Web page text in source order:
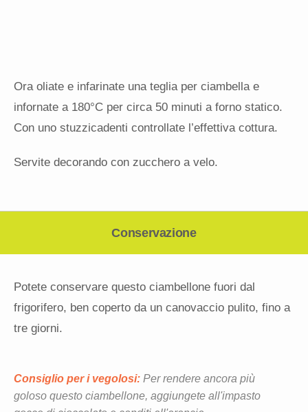
Ora oliate e infarinate una teglia per ciambella e
infornate a 180°C per circa 50 minuti a forno statico.
Con uno stuzzicadenti controllate l’effettiva cottura.
Servite decorando con zucchero a velo.
Conservazione
Potete conservare questo ciambellone fuori dal
frigorifero, ben coperto da un canovaccio pulito, fino a
tre giorni.
Consiglio per i vegolosi: Per rendere ancora più
goloso questo ciambellone, aggiungete all'impasto